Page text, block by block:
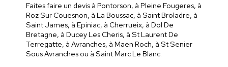
Faites faire un devis à Pontorson, à Pleine Fougeres, à
Roz Sur Couesnon, à La Boussac, à Saint Broladre, à
Saint James, à Epiniac, à Cherrueix, à Dol De
Bretagne, à Ducey Les Cheris, à St Laurent De
Terregatte, à Avranches, à Maen Roch, à St Senier
Sous Avranches ou à Saint Marc Le Blanc.